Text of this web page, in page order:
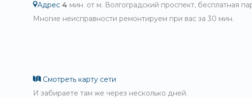
Адрес 4 мин. от м. Волгоградский проспект, бесплатная
Многие неисправности ремонтируем при вас за 30 мин.
Смотреть карту сети
И забираете там же через несколько дней.